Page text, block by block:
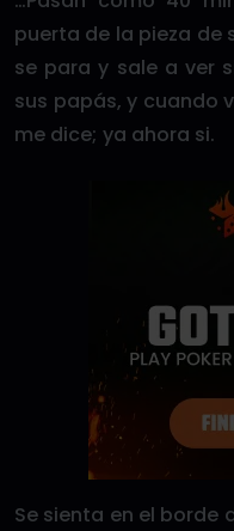
puerta de la pieza de
se para y sale a ver
sus papás, y cuando
me dice; ya ahora si.
Se sienta en el borde